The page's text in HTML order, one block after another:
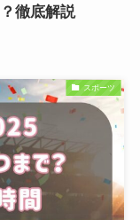
徹底解説
スポーツ